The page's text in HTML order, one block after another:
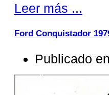
Leer más ...
Ford Conquistador
Publicado en